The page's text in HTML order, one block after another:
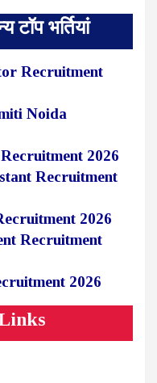
भर्तियां
Recruitment
Noida
2026
Recruitment
2026
Recruitment
2026